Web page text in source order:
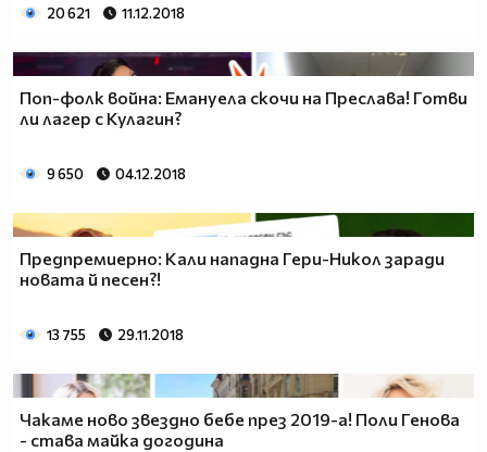
20 621 11.12.2018
Поп-фолк война: Емануела скочи на Преслава! Готви
ли лагер с Кулагин?
9 650 04.12.2018
Предпремиерно: Кали нападна Гери-Никол заради
новата й песен?!
13 755 29.11.2018
Чакаме ново звездно бебе през 2019-а! Поли Генова
- става майка догодина